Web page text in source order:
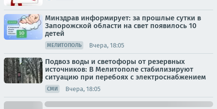
Минздрав информирует: за прошлые сутки в
Запорожской области на свет появилось 10
детей
МЕЛИТОПОЛЬ Вчера, 18:05
Подвоз воды и светофоры от резервных
источников: В Мелитополе стабилизируют
ситуацию при перебоях с электроснабжением
СМИ Вчера, 18:05